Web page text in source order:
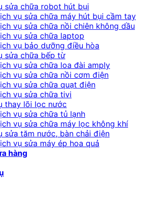
sửa chữa robot hút bụi
vụ sửa chữa máy hút bụi cầm tay
vụ sửa chữa nồi chiên không dầu
vụ sửa chữa laptop
vụ bảo dưỡng điều hòa
sửa chữa bếp từ
vụ sửa chữa loa đài amply
vụ sửa chữa nồi cơm điện
vụ sửa chữa quạt điện
vụ sửa chữa tivi
thay lõi lọc nước
vụ sửa chữa tủ lạnh
vụ sửa chữa máy lọc không khí
sửa tăm nước, bàn chải điện
vụ sửa máy ép hoa quả
hàng